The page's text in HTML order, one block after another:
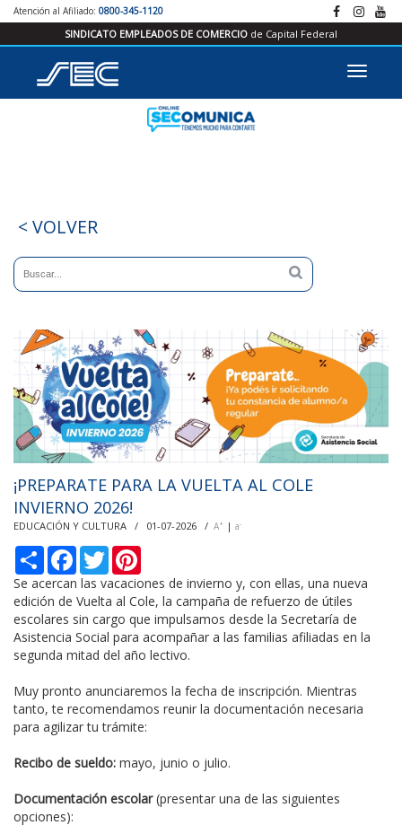
Atención al Afiliado: 0800-345-1120
SINDICATO EMPLEADOS DE COMERCIO de Capital Federal
< VOLVER
¡PREPARATE PARA LA VUELTA AL COLE
INVIERNO 2026!
EDUCACIÓN Y CULTURA / 01-07-2026 / A+ | a-
С
о
д
е
л
и
F
c
e
b
o
o
k
T
w
i
t
t
e
n
t
e
r
e
s
Se acercan las vacaciones de invierno y, con ellas, una nueva
edición de Vuelta al Cole, la campaña de refuerzo de útiles
escolares sin cargo que impulsamos desde la Secretaría de
Asistencia Social para acompañar a las familias afiliadas en la
segunda mitad del año lectivo.
Muy pronto anunciaremos la fecha de inscripción. Mientras
tanto, te recomendamos reunir la documentación necesaria
para agilizar tu trámite:
Recibo de sueldo: mayo, junio o julio.
Documentación escolar(presentar una de las siguientes
opciones):